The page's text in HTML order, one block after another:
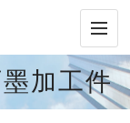
加工件